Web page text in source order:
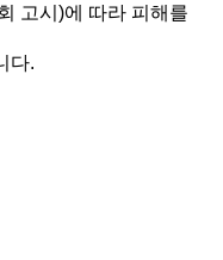
고시)에 따라 피해를
다.